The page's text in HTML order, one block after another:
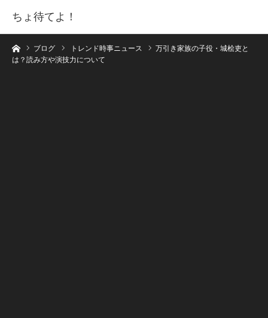
ちょ待てよ！
ホームブログ トレンド時事ニュース
万引き家族の子役・城桧吏と
は？読み方や演技力について